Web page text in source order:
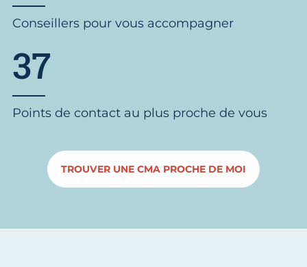
Conseillers pour vous accompagner
37
Points de contact au plus proche de vous
TROUVER UNE CMA PROCHE DE MOI